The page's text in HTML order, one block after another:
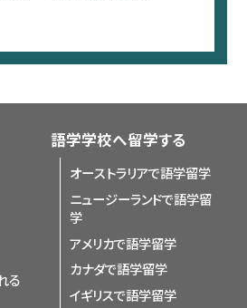
る
語学学校へ留学する
オーストラリアで語学留学
ニュージーランドで語学留
学
アメリカで語学留学
カナダで語学留学
イギリスで語学留学